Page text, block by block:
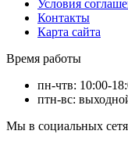
Условия
Контакты
Карта сайта
Время работы
пн-чтв: 10:00-
птн-вс:
Мы в социальных